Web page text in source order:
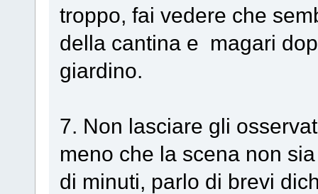
troppo, fai vedere che
della cantina e magari
giardino.
7. Non lasciare gli
meno che la scena non
di minuti, parlo di brevi